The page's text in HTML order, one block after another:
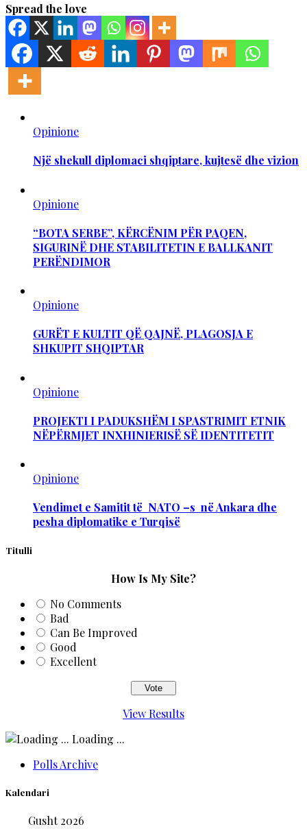
Spread the love
Opinione
Një shekull diplomaci shqiptare, kujtesë dhe vizion
Opinione
“BOTA SERBE”, KËRCËNIM PËR PAQEN,
SIGURINË DHE STABILITETIN E BALLKANIT
PERËNDIMOR
Opinione
GURËT E KULTIT QË QAJNË, PLAGOSJA E
SHKUPIT SHQIPTAR
Opinione
PROJEKTI I PADUKSHËM I SPASTRIMIT ETNIK
NËPËRMJET INXHINIERISË SË IDENTITETIT
Opinione
Vendimet e Samitit të NATO –s në Ankara dhe
pesha diplomatike e Turqisë
Titulli
How Is My Site?
No Comments
Bad
Can Be Improved
Good
Excellent
View Results
Loading ...
Polls Archive
Kalendari
Gusht 2026